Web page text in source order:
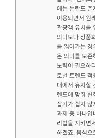
에는 논란도 존
이용되면서 원
관광객 유치를
의미보다 상품
를 잃어가는 경
은 의미를 보존
노력이 필요하
로벌 트렌드 적
대에서 유지할
렌드에 맞춰
잡기가 쉽지 않
과제 중 하나입
리법을 지키면
하겠죠. 음식으